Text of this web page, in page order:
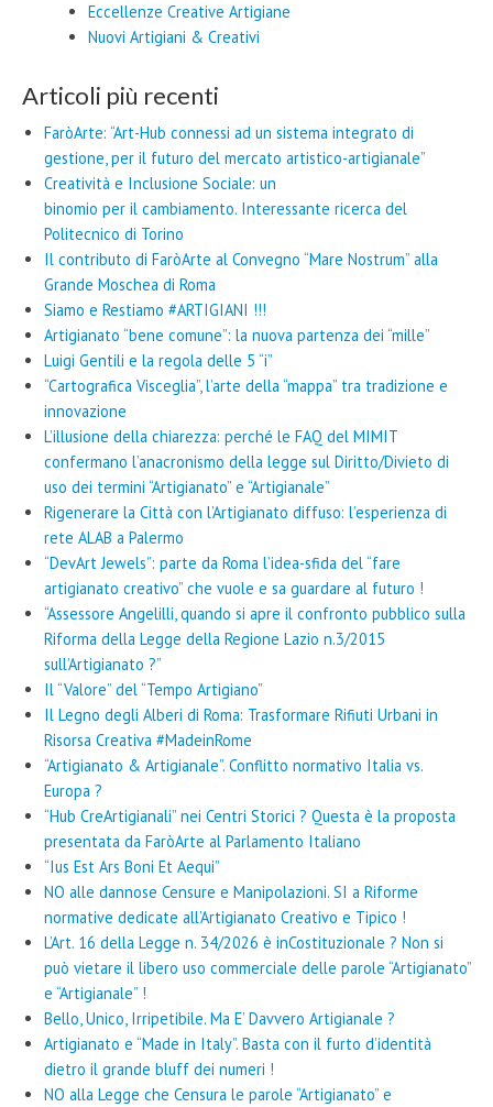
Eccellenze Creative Artigiane
Nuovi Artigiani & Creativi
Articoli più recenti
FaròArte: “Art-Hub connessi ad un sistema integrato di
gestione, per il futuro del mercato artistico-artigianale”
Creatività e Inclusione Sociale: un
binomio per il cambiamento. Interessante ricerca del
Politecnico di Torino
Il contributo di FaròArte al Convegno “Mare Nostrum” alla
Grande Moschea di Roma
Siamo e Restiamo #ARTIGIANI !!!
Artigianato “bene comune”: la nuova partenza dei “mille”
Luigi Gentili e la regola delle 5 “i”
“Cartografica Visceglia”, l’arte della “mappa” tra tradizione e
innovazione
L’illusione della chiarezza: perché le FAQ del MIMIT
confermano l’anacronismo della legge sul Diritto/Divieto di
uso dei termini “Artigianato” e “Artigianale”
Rigenerare la Città con l’Artigianato diffuso: l’esperienza di
rete ALAB a Palermo
“DevArt Jewels”: parte da Roma l’idea-sfida del “fare
artigianato creativo” che vuole e sa guardare al futuro !
“Assessore Angelilli, quando si apre il confronto pubblico sulla
Riforma della Legge della Regione Lazio n.3/2015
sull’Artigianato ?”
Il “Valore” del “Tempo Artigiano”
Il Legno degli Alberi di Roma: Trasformare Rifiuti Urbani in
Risorsa Creativa #MadeinRome
“Artigianato & Artigianale”. Conflitto normativo Italia vs.
Europa ?
“Hub CreArtigianali” nei Centri Storici ? Questa è la proposta
presentata da FaròArte al Parlamento Italiano
“Ius Est Ars Boni Et Aequi”
NO alle dannose Censure e Manipolazioni. SI a Riforme
normative dedicate all’Artigianato Creativo e Tipico !
L’Art. 16 della Legge n. 34/2026 è inCostituzionale ? Non si
può vietare il libero uso commerciale delle parole “Artigianato”
e “Artigianale” !
Bello, Unico, Irripetibile. Ma E’ Davvero Artigianale ?
Artigianato e “Made in Italy”. Basta con il furto d’identità
dietro il grande bluff dei numeri !
NO alla Legge che Censura le parole “Artigianato” e